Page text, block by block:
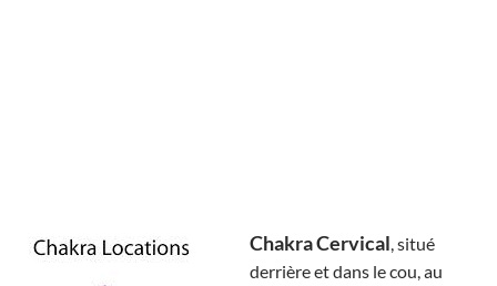
Chakra Cervical, situé
derrière et dans le cou, au